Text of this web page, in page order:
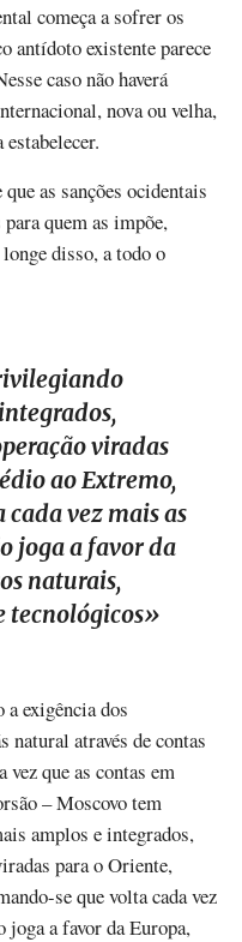
começa a sofrer os
antídoto existente parece
caso não haverá
nova ou velha,
as sanções ocidentais
quem as impõe,
disso, a todo o
viradas
ao Extremo,
vez mais as
joga a favor da
naturais,
tecnológicos»
exigência dos
natural através de contas
vez que as contas em
– Moscovo tem
amplos e integrados,
para o Oriente,
se que volta cada vez
joga a favor da Europa,